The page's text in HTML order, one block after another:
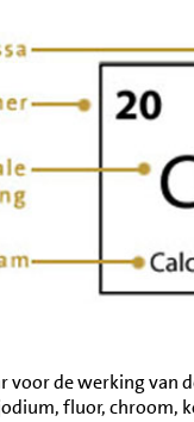
voor de werking van
fluor, chroom,